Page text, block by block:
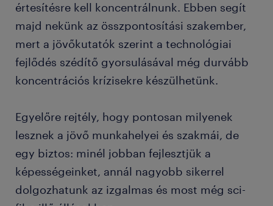
értesítésre kell koncentrálnunk. Ebben segít
majd nekünk az összpontosítási szakember,
mert a jövőkutatók szerint a technológiai
fejlődés szédítő gyorsulásával még durvább
koncentrációs krízisekre készülhetünk.
Egyelőre rejtély, hogy pontosan milyenek
lesznek a jövő munkahelyei és szakmái, de
egy biztos: minél jobban fejlesztjük a
képességeinket, annál nagyobb sikerrel
dolgozhatunk az izgalmas és most még sci-